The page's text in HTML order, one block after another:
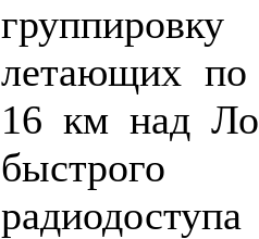
летающих по
16 км над
быстрого